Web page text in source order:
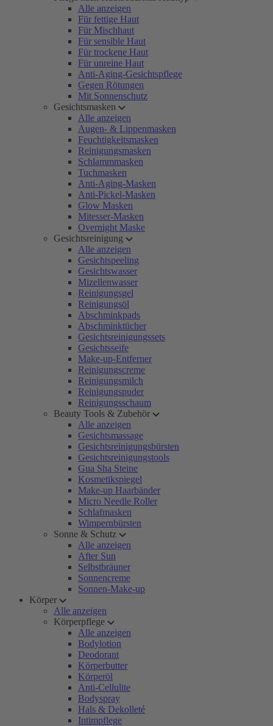
Alle anzeigen
Für fettige Haut
Für Mischhaut
Für sensible Haut
Für trockene Haut
Für unreine Haut
Anti-Aging-Gesichtspflege
Gegen Rötungen
Mit Sonnenschutz
Gesichtsmasken
Alle anzeigen
Augen- & Lippenmasken
Feuchtigkeitsmasken
Reinigungsmasken
Schlammmasken
Tuchmasken
Anti-Aging-Masken
Anti-Pickel-Masken
Glow Masken
Mitesser-Masken
Overnight Maske
Gesichtsreinigung
Alle anzeigen
Gesichtspeeling
Gesichtswasser
Mizellenwasser
Reinigungsgel
Reinigungsöl
Abschminkpads
Abschminktücher
Gesichtsreinigungssets
Gesichtsseife
Make-up-Entferner
Reinigungscreme
Reinigungsmilch
Reinigungspuder
Reinigungsschaum
Beauty Tools & Zubehör
Alle anzeigen
Gesichtsmassage
Gesichtsreinigungsbürsten
Gesichtsreinigungstools
Gua Sha Steine
Kosmetikspiegel
Make-up Haarbänder
Micro Needle Roller
Schlafmasken
Wimpernbürsten
Sonne & Schutz
Alle anzeigen
After Sun
Selbstbräuner
Sonnencreme
Sonnen-Make-up
Körper
Alle anzeigen
Körperpflege
Alle anzeigen
Bodylotion
Deodorant
Körperbutter
Körperöl
Anti-Cellulite
Bodyspray
Hals & Dekolleté
Intimpflege